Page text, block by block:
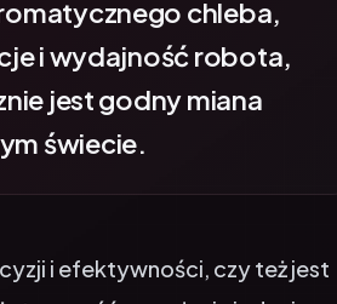
i wydajność robota,
jest godny miana
świecie.
przysłania jedynie